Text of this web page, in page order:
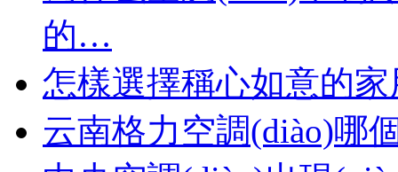
的…
怎樣選擇稱心如意的
云南格力空調(diào)哪